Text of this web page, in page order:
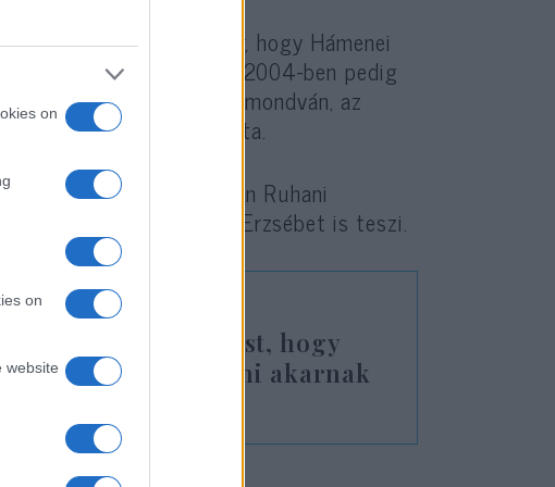
on
on
website
valóban elterjedt a hír, hogy Hámenei
fejlesztésére, 2004-ben pedig
az állítólagos fatvára, mondván, az
tárolása és használata.
iráni elnök, Hasszán Ruhani
most N. Rózsa Erzsébet is teszi.
meg azt a luxust, hogy
akik segíteni akarnak